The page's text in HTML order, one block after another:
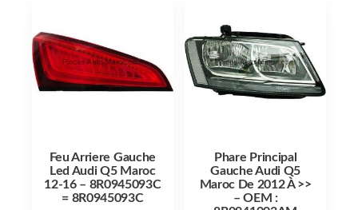
Feu Arriere Gauche
Led Audi Q5 Maroc
12-16 – 8R0945093C
= 8R0945093C
Phare Principal
Gauche Audi Q5
Maroc De 2012 À >>
– OEM :